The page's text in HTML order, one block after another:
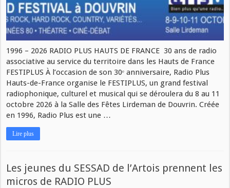
1996 – 2026 RADIO PLUS HAUTS DE FRANCE 30 ans de radio
associative au service du territoire dans les Hauts de France
FESTIPLUS À l’occasion de son 30ᵉ anniversaire, Radio Plus
Hauts-de-France organise le FESTIPLUS, un grand festival
radiophonique, culturel et musical qui se déroulera du 8 au 11
octobre 2026 à la Salle des Fêtes Lirdeman de Douvrin. Créée
en 1996, Radio Plus est une …
Lire plus
Les jeunes du SESSAD de l’Artois prennent les
micros de RADIO PLUS